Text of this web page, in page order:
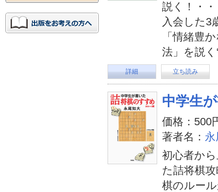
説く！・
入会した3
「情緒豊
法」を説
詳細 立ち読み
中学生
価格：500
著者名：
初心者か
た詰将棋
棋のルー